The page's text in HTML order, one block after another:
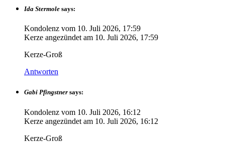
Ida Stermole says:
Kondolenz vom 10. Juli 2026, 17:59
Kerze angezündet am 10. Juli 2026, 17:59
Kerze-Groß
Antworten
Gabi Pfingstner says:
Kondolenz vom 10. Juli 2026, 16:12
Kerze angezündet am 10. Juli 2026, 16:12
Kerze-Groß